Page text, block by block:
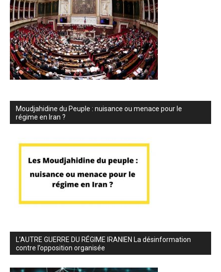
Moudjahidine du Peuple : nuisance ou menace pour le
régime en Iran ?
L’AUTRE GUERRE DU RÉGIME IRANIEN La désinformation
contre l’opposition organisée